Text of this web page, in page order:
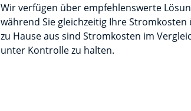
Wir verfügen über empfehlenswerte
während Sie gleichzeitig Ihre
zu Hause aus sind Stromkosten im
unter Kontrolle zu halten.